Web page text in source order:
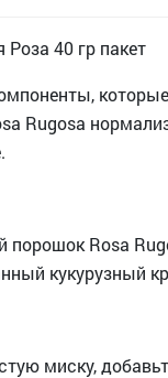
40 гр пакет
Rugosa
Rosa
кукурузный
миску,